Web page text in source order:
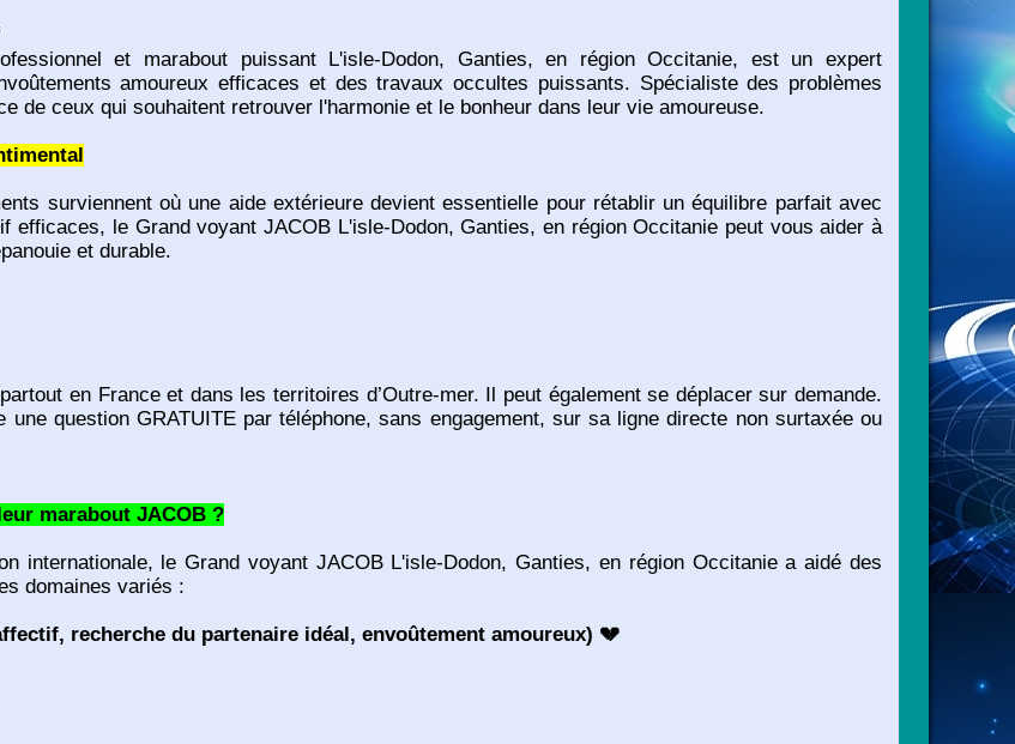
et marabout puissant L'isle-Dodon, Ganties, en région Occitanie, est un expert
amoureux efficaces et des travaux occultes puissants. Spécialiste des problèmes
de ceux qui souhaitent retrouver l'harmonie et le bonheur dans leur vie amoureuse.
surviennent où une aide extérieure devient essentielle pour rétablir un équilibre parfait avec
le Grand voyant JACOB L'isle-Dodon, Ganties, en région Occitanie peut vous aider à
et durable.
en France et dans les territoires d’Outre-mer. Il peut également se déplacer sur demande.
question GRATUITE par téléphone, sans engagement, sur sa ligne directe non surtaxée ou
marabout JACOB ?
internationale, le Grand voyant JACOB L'isle-Dodon, Ganties, en région Occitanie a aidé des
domaines variés :
recherche du partenaire idéal, envoûtement amoureux) 💔